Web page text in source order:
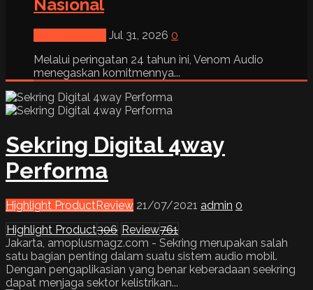
Nasional
Jul 31, 2026 0
Melalui peringatan 24 tahun ini, Venom Audio
menegaskan komitmennya...
Sekring Digital 4way
Performa
Highlight ProductReview 21/07/2021 admin 0
Highlight Product306 Review761
Jakarta, amoplusmagz.com - Sekring merupakan salah
satu bagian penting dalam suatu sistem audio mobil.
Dengan pengaplikasian yang benar keberadaan seekring
dapat menjaga sektor kelistrikan...